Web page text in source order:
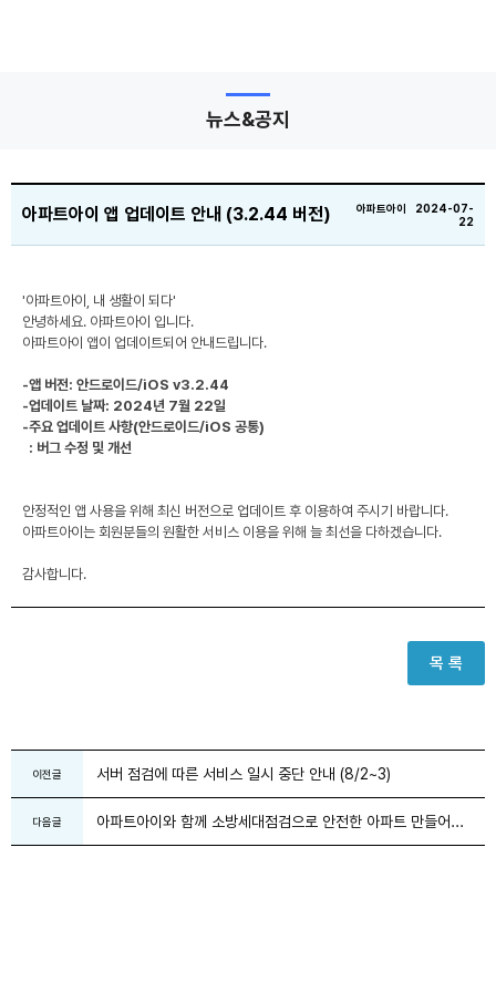
뉴스&공지
아파트아이 앱 업데이트 안내 (3.2.44 버전)
아파트아이 2024-07-
22
'아파트아이, 내 생활이 되다'
안녕하세요. 아파트아이 입니다.
아파트아이 앱이 업데이트되어 안내드립니다.
-앱 버전: 안드로이드/iOS v3.2.44
-업데이트 날짜: 2024년 7월 22일
-주요 업데이트 사항(안드로이드/iOS 공통)
: 버그 수정 및 개선
안정적인 앱 사용을 위해 최신 버전으로 업데이트 후 이용하여 주시기 바랍니다.
아파트아이는 회원분들의 원활한 서비스 이용을 위해 늘 최선을 다하겠습니다.
감사합니다.
목 록
이전글 서버 점검에 따른 서비스 일시 중단 안내 (8/2~3)
다음글 아파트아이와 함께 소방세대점검으로 안전한 아파트 만들어...